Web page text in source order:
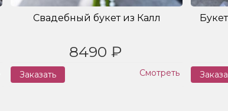
Свадебный букет из Калл
8490 ₽
Заказать Смотреть